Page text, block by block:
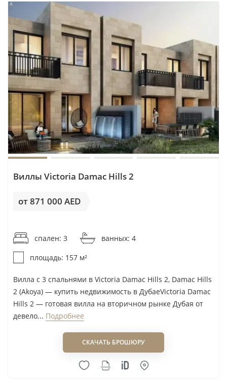
Виллы Victoria Damac Hills 2
от 871 000 AED
спален: 3
ванных: 4
площадь: 157 м²
Вилла с 3 спальнями в Victoria Damac Hills 2, Damac Hills
2 (Akoya) — купить недвижимость в ДубаеVictoria Damac
Hills 2 — готовая вилла на вторичном рынке Дубая от
девело... Подробнее
СКАЧАТЬ БРОШЮРУ